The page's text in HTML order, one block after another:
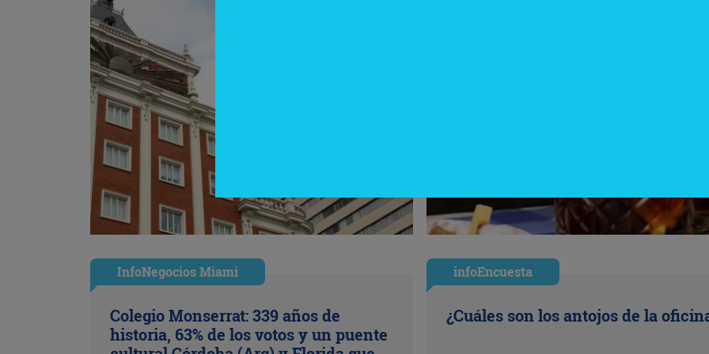
InfoNegocios Miami
Colegio Monserrat: 339 años de
historia, 63% de los votos y un puente
infoEncuesta
¿Cuáles son los antojos de la